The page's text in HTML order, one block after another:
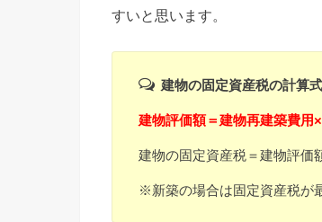
すいと思います。
建物の固定資産税の計算式
建物評価額＝建物再建築費用
建物の固定資産税＝建物評価
※新築の場合は固定資産税が